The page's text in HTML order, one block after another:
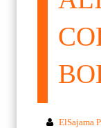
ElSajama